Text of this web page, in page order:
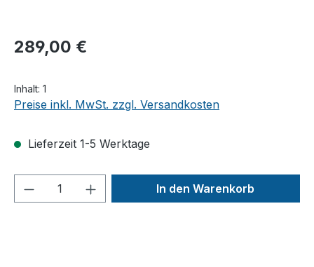
289,00 €
Inhalt: 1
Preise inkl. MwSt. zzgl. Versandkosten
Lieferzeit 1-5 Werktage
Produkt Anzahl: Gib denIn den Warenkorb